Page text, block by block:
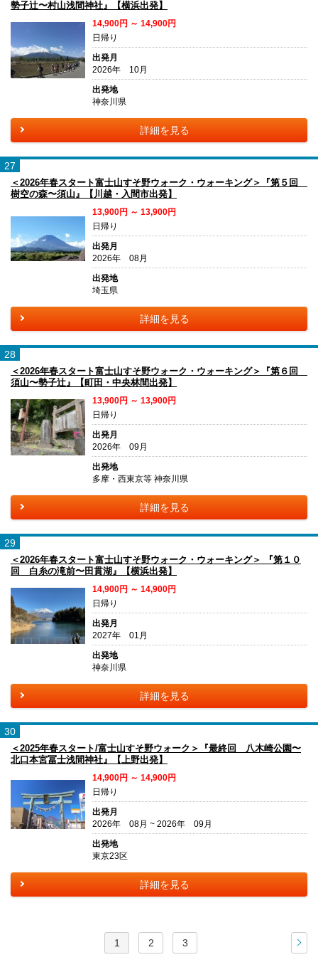
勢子辻〜村山浅間神社』【横浜出発】
14,900円 ～ 14,900円
日帰り
出発月
2026年 10月
出発地
神奈川県
詳細を見る
27
＜2026年春スタート富士山すそ野ウォーク・ウォーキング＞『第５回
樹空の森〜須山』【川越・入間市出発】
13,900円 ～ 13,900円
日帰り
出発月
2026年 08月
出発地
埼玉県
詳細を見る
28
＜2026年春スタート富士山すそ野ウォーク・ウォーキング＞『第６回
須山〜勢子辻』【町田・中央林間出発】
13,900円 ～ 13,900円
日帰り
出発月
2026年 09月
出発地
多摩・西東京等 神奈川県
詳細を見る
29
＜2026年春スタート富士山すそ野ウォーク・ウォーキング＞ 『第１０
回 白糸の滝前〜田貫湖』【横浜出発】
14,900円 ～ 14,900円
日帰り
出発月
2027年 01月
出発地
神奈川県
詳細を見る
30
＜2025年春スタート/富士山すそ野ウォーク＞『最終回 八木崎公園〜
北口本宮冨士浅間神社』【上野出発】
14,900円 ～ 14,900円
日帰り
出発月
2026年 08月 ~ 2026年 09月
出発地
東京23区
詳細を見る
1 2 3